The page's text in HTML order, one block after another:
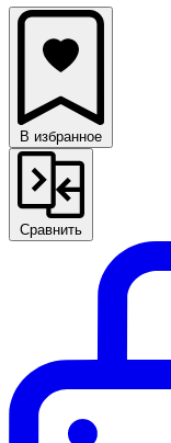
В избранное
Сравнить